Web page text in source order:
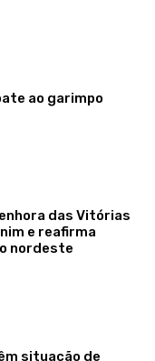
ao garimpo
das Vitórias
e reafirma
nordeste
situação de